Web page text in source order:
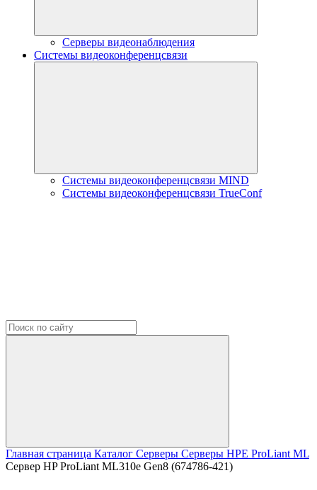
Серверы видеонаблюдения
Системы видеоконференцсвязи
Системы видеоконференцсвязи MIND
Системы видеоконференцсвязи TrueConf
Главная страница Каталог Серверы Серверы HPE ProLiant ML
Сервер HP ProLiant ML310e Gen8 (674786-421)